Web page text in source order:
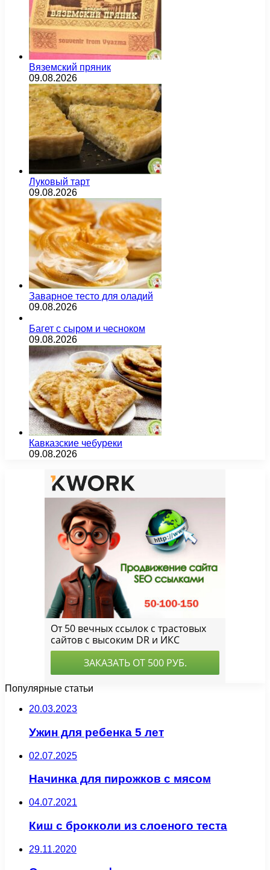
Вяземский пряник
09.08.2026
Луковый тарт
09.08.2026
Заварное тесто для оладий
09.08.2026
Багет с сыром и чесноком
09.08.2026
Кавказские чебуреки
09.08.2026
Популярные статьи
20.03.2023
Ужин для ребенка 5 лет
02.07.2025
Начинка для пирожков с мясом
04.07.2021
Киш с брокколи из слоеного теста
29.11.2020